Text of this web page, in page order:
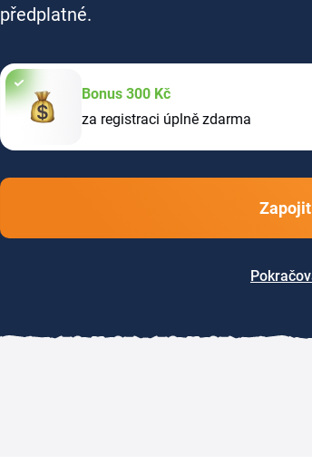
předplatné.
Bonus 300 Kč
za registraci úplně zdarma